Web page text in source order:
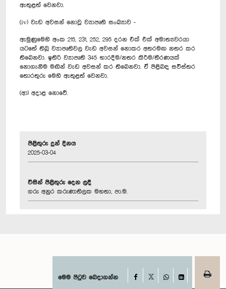
ඇතුළත් වෙනවා.
(iv) වැඩ අවසන් නොවූ ව්‍යාපෘති සංඛ්‍යාව -
ඇමුණුමෙහි අංක 215, 231, 252, 295 දරන එක් එක් අමාත්‍යවරයා
යටතේ තිබූ ව්‍යාපෘතිවල වැඩ අවසන් නොකර අතරමඟ නතර කර
තිබෙනවා. ඉතිරි ව්‍යාපෘති 345 භාරදීම/නතර කිරීම/තීරණයක්
නොගැනීම මඟින් වැඩ අවසන් කර තිබෙනවා. ඒ පිළිබඳ සවිස්තර
තොරතුරු මෙහි ඇතුළත් වෙනවා.
(ආ) අදාළ නොවේ.
පිළිතුරු දුන් දිනය
2025-03-04
විසින් පිළිතුරු දෙන ලදී
ගරු අනුර කරුණාතිලක මහතා, පා.ම.
මෙම පිටුව බෙදාගන්න Facebook
WhatsAppLinkedIn